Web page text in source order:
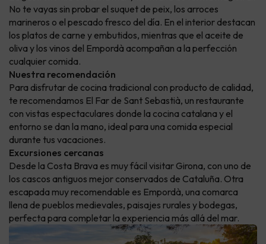
No te vayas sin probar el suquet de peix, los arroces
marineros o el pescado fresco del día. En el interior destacan
los platos de carne y embutidos, mientras que el aceite de
oliva y los vinos del Empordà acompañan a la perfección
cualquier comida.
Nuestra recomendación
Para disfrutar de cocina tradicional con producto de calidad,
te recomendamos El Far de Sant Sebastià, un restaurante
con vistas espectaculares donde la cocina catalana y el
entorno se dan la mano, ideal para una comida especial
durante tus vacaciones.
Excursiones cercanas
Desde la Costa Brava es muy fácil visitar Girona, con uno de
los cascos antiguos mejor conservados de Cataluña. Otra
escapada muy recomendable es Empordà, una comarca
llena de pueblos medievales, paisajes rurales y bodegas,
perfecta para completar la experiencia más allá del mar.